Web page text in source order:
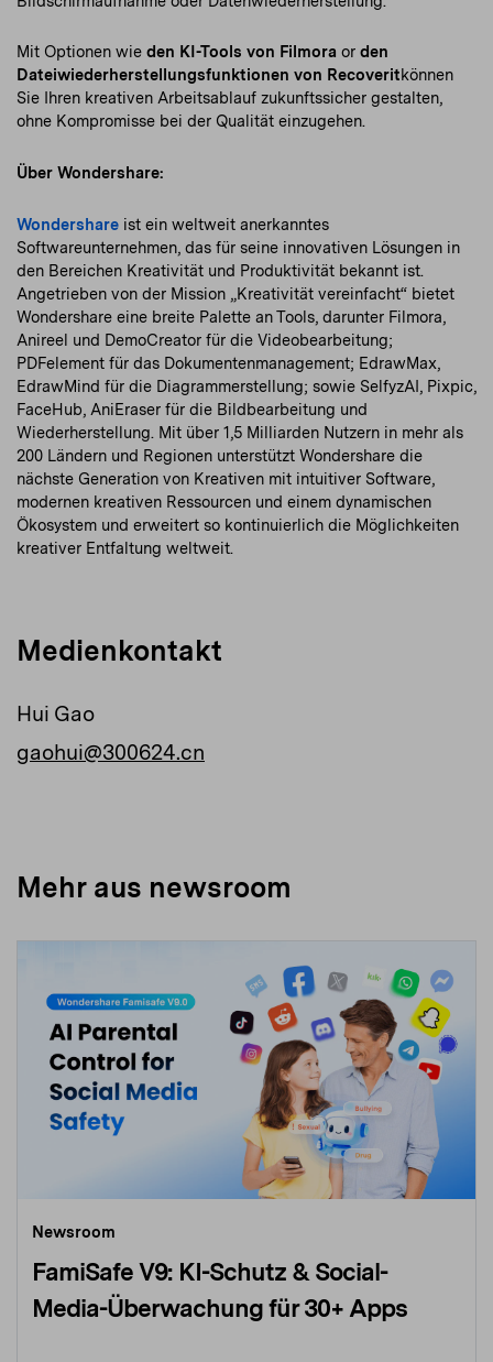
Mit Optionen wie den KI-Tools von Filmora or den
Dateiwiederherstellungsfunktionen von Recoveritkönnen
Sie Ihren kreativen Arbeitsablauf zukunftssicher gestalten,
ohne Kompromisse bei der Qualität einzugehen.
Über Wondershare:
Wondershare ist ein weltweit anerkanntes
Softwareunternehmen, das für seine innovativen Lösungen in
den Bereichen Kreativität und Produktivität bekannt ist.
Angetrieben von der Mission „Kreativität vereinfacht“ bietet
Wondershare eine breite Palette an Tools, darunter Filmora,
Anireel und DemoCreator für die Videobearbeitung;
PDFelement für das Dokumentenmanagement; EdrawMax,
EdrawMind für die Diagrammerstellung; sowie SelfyzAI, Pixpic,
FaceHub, AniEraser für die Bildbearbeitung und
Wiederherstellung. Mit über 1,5 Milliarden Nutzern in mehr als
200 Ländern und Regionen unterstützt Wondershare die
nächste Generation von Kreativen mit intuitiver Software,
modernen kreativen Ressourcen und einem dynamischen
Ökosystem und erweitert so kontinuierlich die Möglichkeiten
kreativer Entfaltung weltweit.
Medienkontakt
Hui Gao
gaohui@300624.cn
Mehr aus newsroom
Newsroom
FamiSafe V9: KI-Schutz & Social-
Media-Überwachung für 30+ Apps